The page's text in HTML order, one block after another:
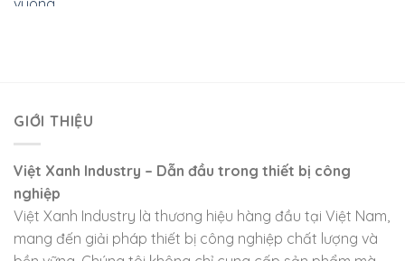
GIỚI THIỆU
Việt Xanh Industry – Dẫn đầu trong thiết bị công
nghiệp
Việt Xanh Industry là thương hiệu hàng đầu tại Việt Nam,
mang đến giải pháp thiết bị công nghiệp chất lượng và